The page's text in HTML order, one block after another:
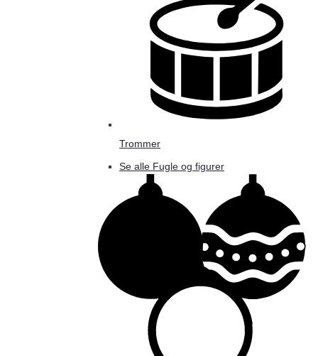
Trommer
Se alle Fugle og figurer